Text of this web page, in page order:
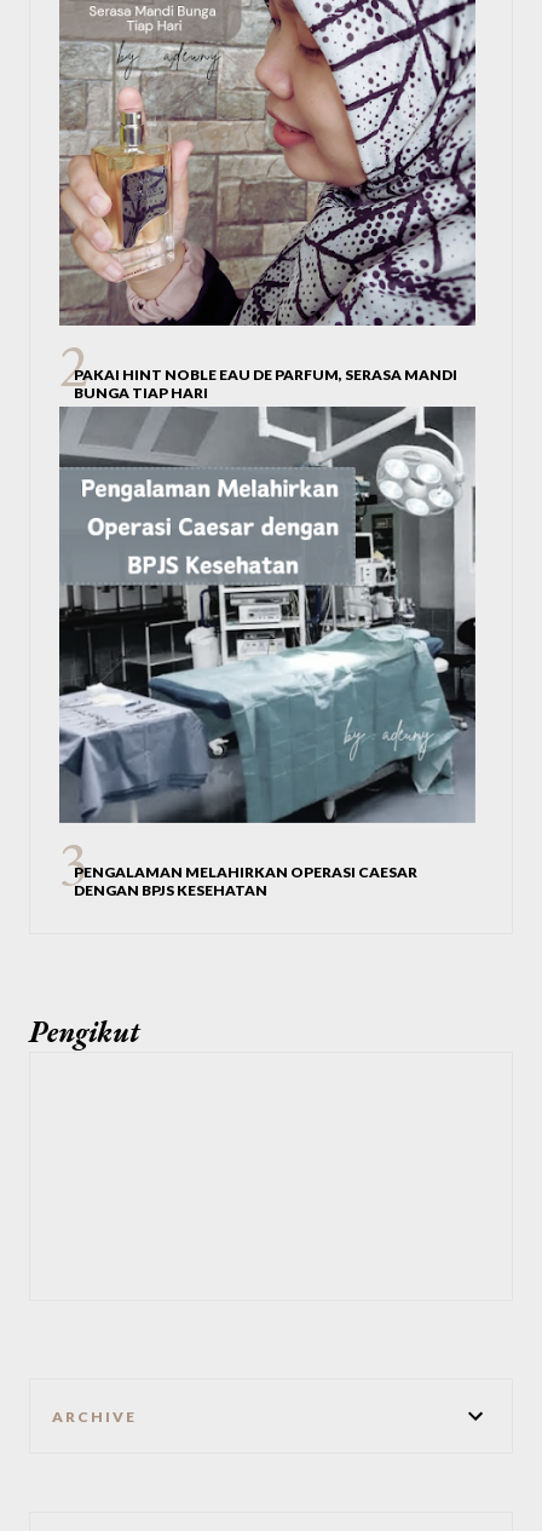
PAKAI HINT NOBLE EAU DE PARFUM, SERASA MANDI
BUNGA TIAP HARI
PENGALAMAN MELAHIRKAN OPERASI CAESAR
DENGAN BPJS KESEHATAN
Pengikut
ARCHIVE